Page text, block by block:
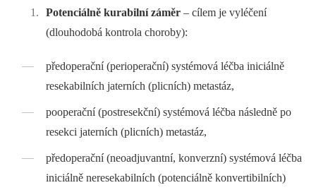
Potenciálně kurabilní záměr –⁠ cílem je vyléčení
(dlouhodobá kontrola choroby):
předoperační (perioperační) systémová léčba iniciálně
resekabilních jaterních (plicních) metastáz,
pooperační (postresekční) systémová léčba následně po
resekci jaterních (plicních) metastáz,
předoperační (neoadjuvantní, konverzní) systémová léčba
iniciálně neresekabilních (potenciálně konvertibilních)